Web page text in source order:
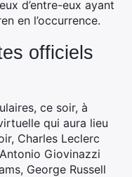
d’entre-eux ayant
en l’occurrence.
officiels
ce soir, à
qui aura lieu
Charles Leclerc
Giovinazzi
George Russell